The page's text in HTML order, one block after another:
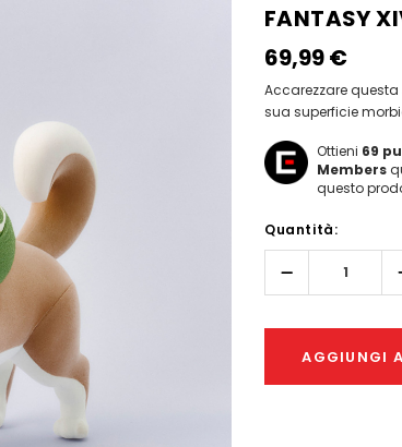
FANTASY
69,99‎ ‎€
Accarezzare
sua superficie
Ottieni 69
Members
questo
Only
left
Quantità:
Diminuisci
quantità:
AGGIUNGI